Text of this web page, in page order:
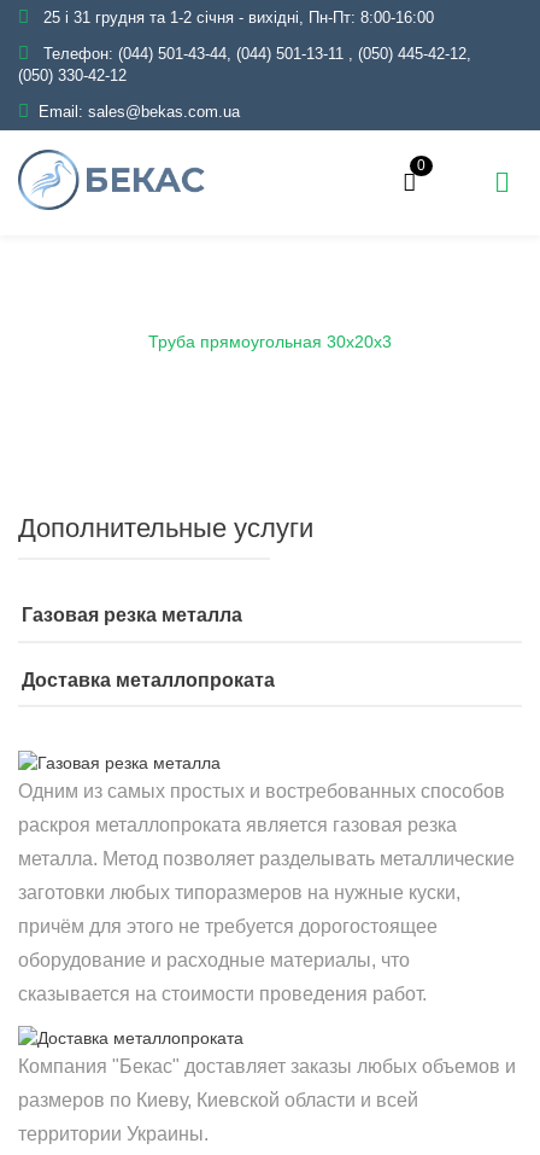
25 і 31 грудня та 1-2 січня - вихідні, Пн-Пт: 8:00-16:00
Телефон: (044) 501-43-44, (044) 501-13-11 , (050) 445-42-12,
(050) 330-42-12
Email: sales@bekas.com.ua
0
Труба прямоугольная 30х20х3
Дополнительные услуги
Газовая резка металла
Доставка металлопроката
Одним из самых простых и востребованных способов
раскроя металлопроката является газовая резка
металла. Метод позволяет разделывать металлические
заготовки любых типоразмеров на нужные куски,
причём для этого не требуется дорогостоящее
оборудование и расходные материалы, что
сказывается на стоимости проведения работ.
Компания "Бекас" доставляет заказы любых объемов и
размеров по Киеву, Киевской области и всей
территории Украины.